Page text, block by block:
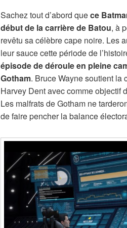
Sachez tout d’abord quece
début de la carrière de Batou, à
revêtu sa célèbre cape noire. Les
leur sauce cette période de
épisode de déroule en pleine
Gotham. Bruce Wayne soutient la
Harvey Dent avec comme objectif
Les malfrats de Gotham ne
de faire pencher la balance